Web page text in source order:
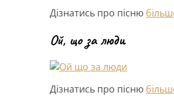
Дізнатись про пісню
Ой, що за люди
Дізнатись про пісню